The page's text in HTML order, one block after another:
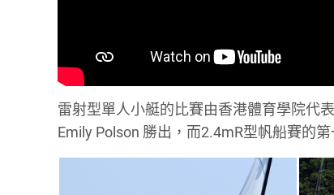
雷射型單人小艇的比賽由香港體育學院代
Emily Polson 勝出，而2.4mR型帆船賽的